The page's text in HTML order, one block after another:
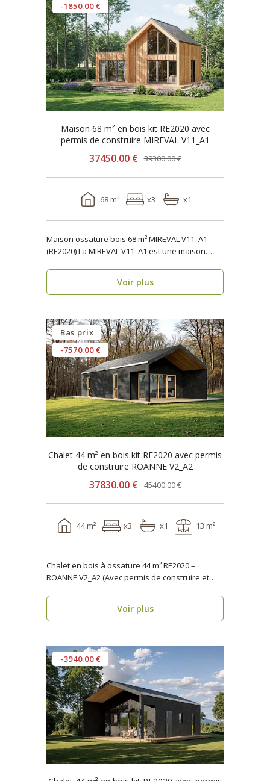
-1850.00 €
Maison 68 m² en bois kit RE2020 avec
permis de construire MIREVAL V11_A1
37450.00 € 39300.00 €
68 m² x3 x1
Maison ossature bois 68 m² MIREVAL V11_A1
(RE2020) La MIREVAL V11_A1 est une maison
Voir plus
Bas prix
-7570.00 €
Chalet 44 m² en bois kit RE2020 avec permis
de construire ROANNE V2_A2
37830.00 € 45400.00 €
44 m² x3 x1 13 m²
Chalet en bois à ossature 44 m² RE2020 –
ROANNE V2_A2 (Avec permis de construire et
Voir plus
-3940.00 €